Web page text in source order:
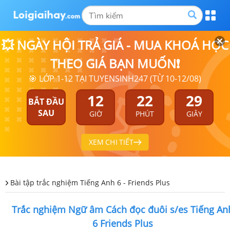
💥 NGÀY HỘI TRẢ GIÁ - MUA KHOÁ HỌC
THEO GIÁ BẠN MUỐN❗
🎯 LỚP 1-12 TẠI TUYENSINH247 (TỪ 10-12/08)
BẮT ĐẦU
SAU
12
GIỜ
22
PHÚT
28
GIÂY
XEM CHI TIẾT
Bài tập trắc nghiệm Tiếng Anh 6 - Friends Plus
Trắc nghiệm Ngữ âm Cách đọc đuôi s/es Tiếng
6 Friends Plus